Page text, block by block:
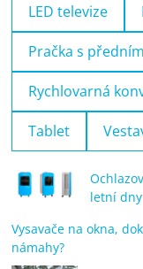
LED televize
Pračka s
Rychlovarná
Tablet
letní dny
Vysavače na okna,
námahy?